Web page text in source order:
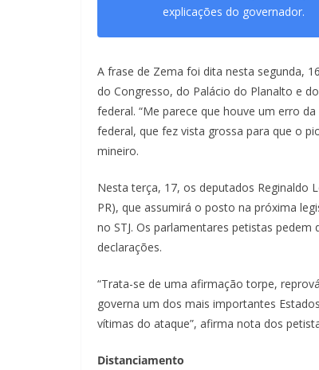
explicações do governador.
A frase de Zema foi dita nesta segunda,
do Congresso, do Palácio do Planalto e
federal. “Me parece que houve um erro
federal, que fez vista grossa para que o
mineiro.
Nesta terça, 17, os deputados Reginaldo
PR), que assumirá o posto na próxima
no STJ. Os parlamentares petistas
declarações.
“Trata-se de uma afirmação torpe,
governa um dos mais importantes
vítimas do ataque”, afirma nota dos
Distanciamento